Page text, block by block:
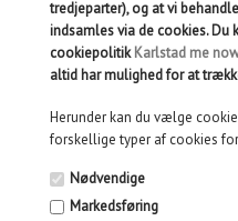
tredjeparter), og at vi
indsamles via de cookies.
cookiepolitikKarlstad me
altid har mulighed for at
Herunder kan du vælge
forskellige typer af cookies
Nødvendige
Markedsføring
BOX OF 80 NUMICON
SHAPES